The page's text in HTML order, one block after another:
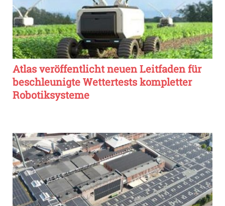
Atlas veröffentlicht neuen Leitfaden für
beschleunigte Wettertests kompletter
Robotiksysteme